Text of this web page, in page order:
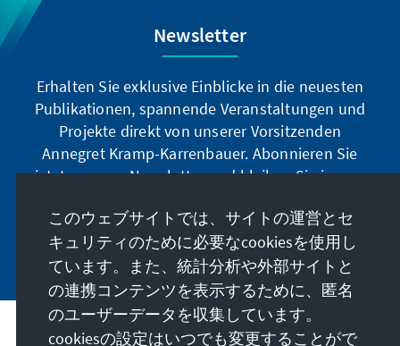
Newsletter
Erhalten Sie exklusive Einblicke in die neuesten
Publikationen, spannende Veranstaltungen und
Projekte direkt von unserer Vorsitzenden
Annegret Kramp-Karrenbauer. Abonnieren Sie
jetzt unseren Newsletter und bleiben Sie immer
Jetzt abonnieren
私たちのミッション
このウェブサイトでは、サイトの運営とセ
キュリティのために必要なcookiesを使用し
ています。また、統計分析や外部サイトと
の連携コンテンツを表示するために、匿名
のユーザーデータを収集しています。
cookiesの設定はいつでも変更することがで